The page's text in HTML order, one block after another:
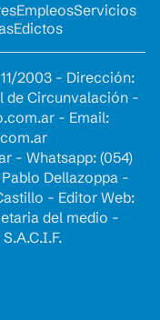
EmpleosServicios
Edictos
2003 - Dirección:
de Circunvalación -
- Email:
- Whatsapp: (054)
Dellazoppa -
- Editor Web:
del medio -